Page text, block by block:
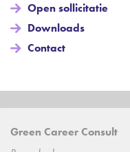
Open sollicitatie
Downloads
Contact
Green Career Consult